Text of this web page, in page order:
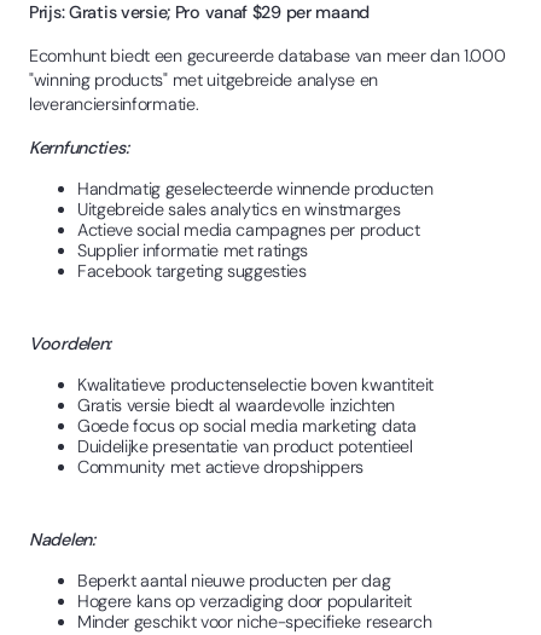
Prijs: Gratis versie; Pro vanaf $29 per maand
Ecomhunt biedt een gecureerde database van meer dan 1.000
"winning products" met uitgebreide analyse en
leveranciersinformatie.
Kernfuncties:
Handmatig geselecteerde winnende producten
Uitgebreide sales analytics en winstmarges
Actieve social media campagnes per product
Supplier informatie met ratings
Facebook targeting suggesties
Voordelen:
Kwalitatieve productenselectie boven kwantiteit
Gratis versie biedt al waardevolle inzichten
Goede focus op social media marketing data
Duidelijke presentatie van product potentieel
Community met actieve dropshippers
Nadelen:
Beperkt aantal nieuwe producten per dag
Hogere kans op verzadiging door populariteit
Minder geschikt voor niche-specifieke research